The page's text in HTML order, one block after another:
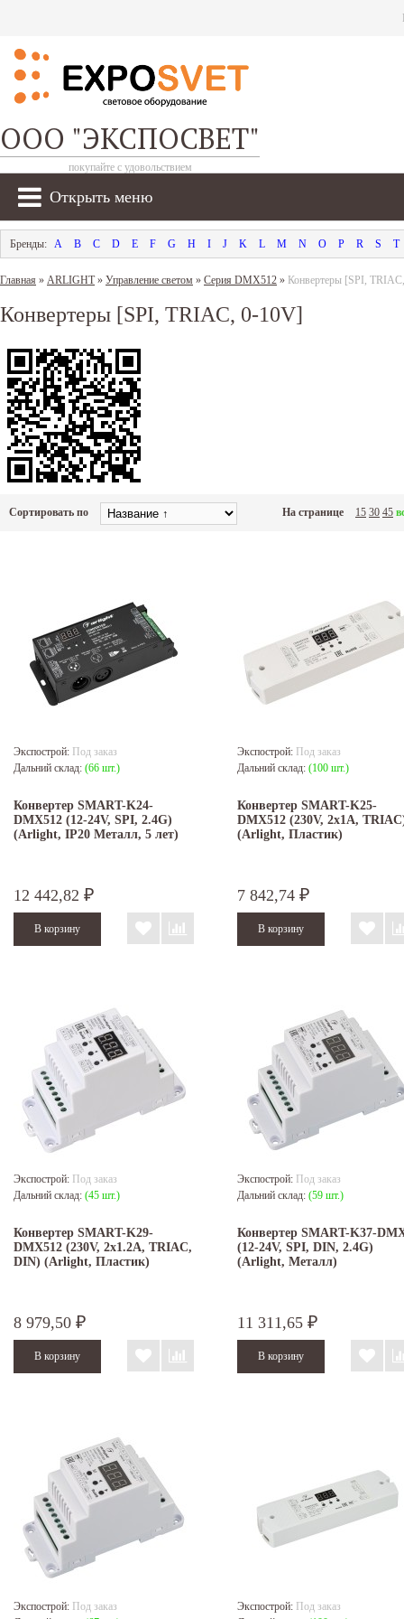
ООО "ЭКСПОСВЕТ"
покупайте с удовольствием
Открыть меню
A B C D E F G H I J K L M N O P R S T
Главная » ARLIGHT» Управление светом » Серия DMX512 » Конвертеры [SPI,
Конвертеры [SPI, TRIAC, 0-10V]
Сортировать по На странице 15 30 45
Экспострой: Под заказ
Дальний склад: (66 шт.)
Конвертер SMART-K24-
DMX512 (12-24V, SPI, 2.4G)
(Arlight, IP20 Металл, 5 лет)
12 442,82 ₽
Экспострой: Под заказ
Дальний склад: (100 шт.)
Конвертер SMART-K25-
DMX512 (230V, 2x1A,
(Arlight, Пластик)
7 842,74 ₽
Экспострой: Под заказ
Дальний склад: (45 шт.)
Конвертер SMART-K29-
DMX512 (230V, 2x1.2A, TRIAC,
DIN) (Arlight, Пластик)
8 979,50 ₽
Экспострой: Под заказ
Дальний склад: (59 шт.)
Конвертер SMART-K37-
(12-24V, SPI, DIN, 2.4G)
(Arlight, Металл)
11 311,65 ₽
Экспострой: Под заказ
Экспострой: Под заказ